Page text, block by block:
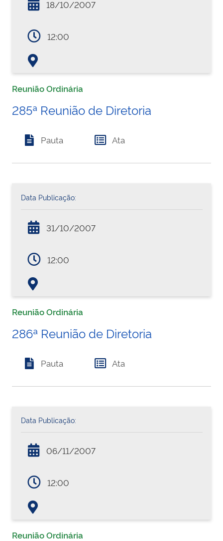
18/10/2007
12:00
Reunião Ordinária
285ª Reunião de Diretoria
Pauta Ata
Data Publicação:
31/10/2007
12:00
Reunião Ordinária
286ª Reunião de Diretoria
Pauta Ata
Data Publicação:
06/11/2007
12:00
Reunião Ordinária